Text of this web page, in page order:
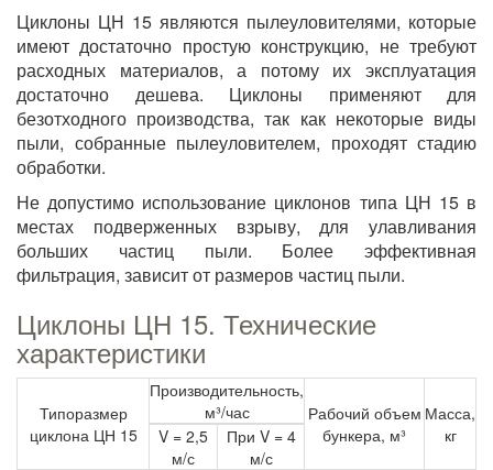
Циклоны ЦН 15 являются пылеуловителями, которые
имеют достаточно простую конструкцию, не требуют
расходных материалов, а потому их эксплуатация
достаточно дешева. Циклоны применяют для
безотходного производства, так как некоторые виды
пыли, собранные пылеуловителем, проходят стадию
обработки.
Не допустимо использование циклонов типа ЦН 15 в
местах подверженных взрыву, для улавливания
больших частиц пыли. Более эффективная
фильтрация, зависит от размеров частиц пыли.
Циклоны ЦН 15. Технические
характеристики
Типоразмер
циклона ЦН 15
Производительность,
м³/час
Рабочий объем
бункера, м³
Масса,
кг
V = 2,5
м/с
При V = 4
м/с